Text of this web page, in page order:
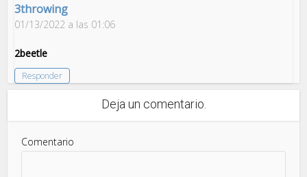
3throwing
01/13/2022 a las 01:06
2beetle
Responder
Deja un comentario.
Comentario